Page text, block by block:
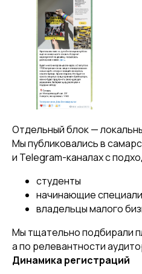
Отдельный блок —
Мы публиковались в
и Telegram-каналах с
студенты
начинающие
владельцы малого
Мы тщательно подбирали
а по релевантности
Динамика регистраций
+7 (903) 303-86-24
work.tomat@yandex.ru
Пн-Пт 8:00-21:00
Политика в отношении обработки
Согласие на получение рекламной рассылки